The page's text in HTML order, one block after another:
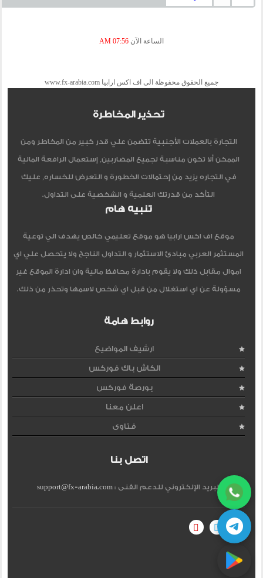
الساعة الآن 07:56 AM
جميع الحقوق محفوظة الى اف اكس ارابيا www.fx-arabia.com
تحذير المخاطرة
التجارة بالعملات الأجنبية تتضمن علي قدر كبير من المخاطر ومن
الممكن ألا تكون مناسبة لجميع المضاربين, إستعمال الرافعة المالية
في التجاره يزيد من إحتمالات الخطورة و التعرض للخساره, عليك
التأكد من قدرتك العلمية و الشخصية على التداول.
تنبيه هام
موقع اف اكس ارابيا هو موقع تعليمي خالص يهدف الي توعية
المستثمر العربي مبادئ الاستثمار و التداول الناجح ولا يتحصل علي اي
اموال مقابل ذلك ولا يقوم بادارة محافظ مالية وان ادارة الموقع غير
مسؤولة عن اي استغلال من قبل اي شخص لاسمها وتحذر من ذلك.
روابط هامة
ارشيف المواضيع
الكاش باك فوركس
بورصة فوركس
اعلن معنا
فتاوى
اتصل بنا
البريد الإلكتروني للدعم الفنى :support@fx-arabia.com